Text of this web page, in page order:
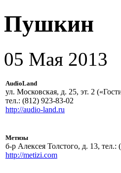
Пушкин
05 Мая 2013
AudioLand
ул. Московская, д. 25, эт. 2
тел.: (812) 923-83-02
http://audio-land.ru
Метизы
б-р Алексея Толстого, д. 13, тел.:
http://metizi.com